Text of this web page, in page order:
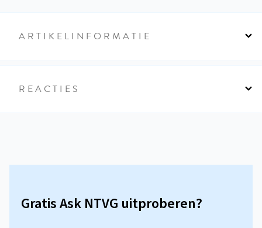
ARTIKELINFORMATIE
REACTIES
Gratis Ask NTVG uitproberen?